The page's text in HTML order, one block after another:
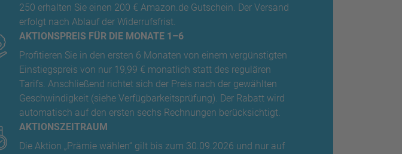
250 erhalten Sie einen 200 € Amazon.de Gutschein. Der Versand
erfolgt nach Ablauf der Widerrufsfrist.
AKTIONSPREIS FÜR DIE MONATE 1–6
Profitieren Sie in den ersten 6 Monaten von einem vergünstigten
Einstiegspreis von nur 19,99 € monatlich statt des regulären
Tarifs. Anschließend richtet sich der Preis nach der gewählten
Geschwindigkeit (siehe Verfügbarkeitsprüfung). Der Rabatt wird
automatisch auf den ersten sechs Rechnungen berücksichtigt.
AKTIONSZEITRAUM
Die Aktion „Prämie wählen“ gilt bis zum 30.09.2026 und nur auf